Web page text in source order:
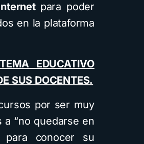
para poder
en la plataforma
EDUCATIVO
SUS DOCENTES.
por ser muy
a “no quedarse en
conocer su
4 minutos de lectura